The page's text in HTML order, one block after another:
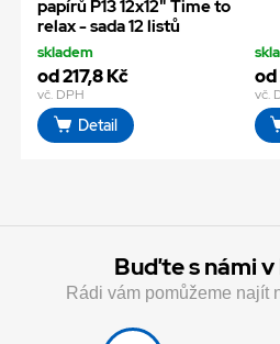
papírů P13 12x12" Time to
relax - sada 12 listů
skladem
od 217,8 Kč
vč. DPH
Detail
od
vč.
Buďte s námi
Rádi vám pomůžeme najít